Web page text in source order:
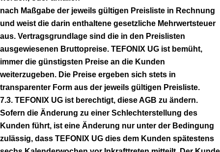
nach Maßgabe der jeweils gültigen Preisliste in Rechnung
und weist die darin enthaltene gesetzliche Mehrwertsteuer
aus. Vertragsgrundlage sind die in den Preislisten
ausgewiesenen Bruttopreise. TEFONIX UG ist bemüht,
immer die günstigsten Preise an die Kunden
weiterzugeben. Die Preise ergeben sich stets in
transparenter Form aus der jeweils gültigen Preisliste.
7.3. TEFONIX UG ist berechtigt, diese AGB zu ändern.
Sofern die Änderung zu einer Schlechterstellung des
Kunden führt, ist eine Änderung nur unter der Bedingung
zulässig, dass TEFONIX UG dies dem Kunden spätestens